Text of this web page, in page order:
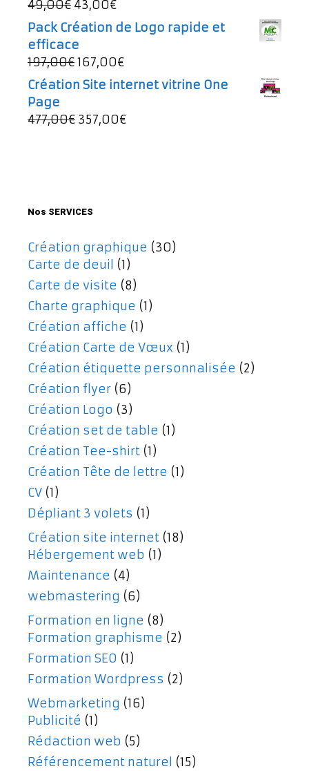
997,00€.
49,00€ Le
prix
initial
était :
49,00€.
43,00€Le
prix
actuel
est :
Pack Création de Logo rapide et
efficace
197,00€Le
prix
était :
197,00€.
167,00€Le
prix
est :
Création Site internet vitrine One
Page
477,00€ Le
357,00€Le
Nos SERVICES
Création graphique (30)
Carte de deuil (1)
Carte de visite (8)
Charte graphique (1)
Création affiche (1)
Création Carte de Vœux (1)
Création étiquette personnalisée (2)
Création flyer (6)
Création Logo (3)
Création set de table (1)
Création Tee-shirt (1)
Création Tête de lettre (1)
CV (1)
Dépliant 3 volets (1)
Création site internet (18)
Hébergement web (1)
Maintenance (4)
webmastering (6)
Formation en ligne (8)
Formation graphisme (2)
Formation SEO (1)
Formation Wordpress (2)
Webmarketing (16)
Publicité (1)
Rédaction web (5)
Référencement naturel (15)